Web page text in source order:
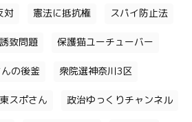
対 憲法に抵抗権 スパイ防止法
致問題 保護猫ユーチューバー
の後釜 衆院選神奈川3区
東スポさん 政治ゆっくりチャンネル